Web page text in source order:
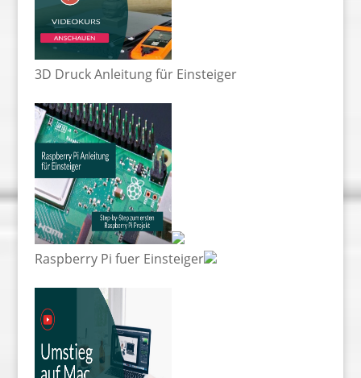
3D Druck Anleitung für Einsteiger
Raspberry Pi fuer Einsteiger